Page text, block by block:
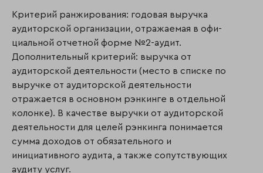
Критерий ранжирования: годовая выручка
аудиторской организации, отражаемая в офи­
ци­альной отчетной форме №2-аудит.
Дополнительный критерий: выручка от
аудиторской деятельности (место в списке по
выручке от аудиторской деятельности
отражается в основном рэнкинге в отдельной
колонке). В качестве выручки от аудиторской
деятельности для целей рэнкинга понимается
сумма доходов от обязательного и
инициативного аудита, а также сопутствующих
аудиту услуг.